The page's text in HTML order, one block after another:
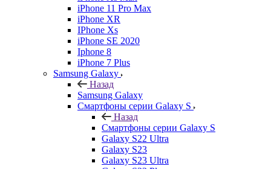
iPhone 11 Pro Max
iPhone XR
IPhone Xs
iPhone SE 2020
Iphone 8
iPhone 7 Plus
Samsung Galaxy
Назад
Samsung Galaxy
Смартфоны серии Galaxy S
Назад
Смартфоны серии Galaxy S
Galaxy S22 Ultra
Galaxy S23
Galaxy S23 Ultra